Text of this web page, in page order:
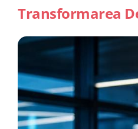
Transformarea